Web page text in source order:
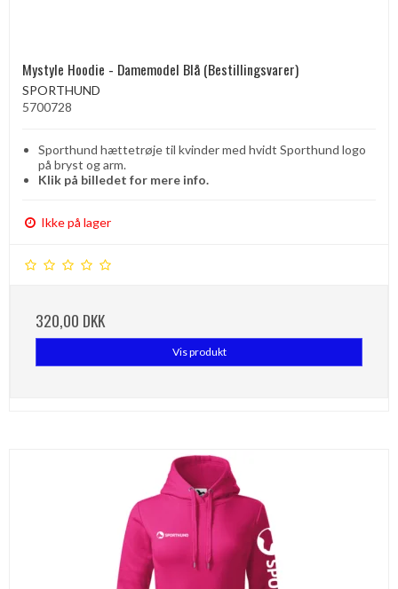
Mystyle Hoodie - Damemodel Blå (Bestillingsvarer)
SPORTHUND
5700728
Sporthund hættetrøje til kvinder med hvidt Sporthund logo
på bryst og arm.
Klik på billedet for mere info.
Ikke på lager
320,00 DKK
Vis produkt